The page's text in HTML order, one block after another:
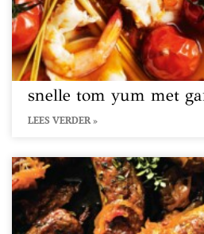
snelle tom yum met
LEES VERDER »